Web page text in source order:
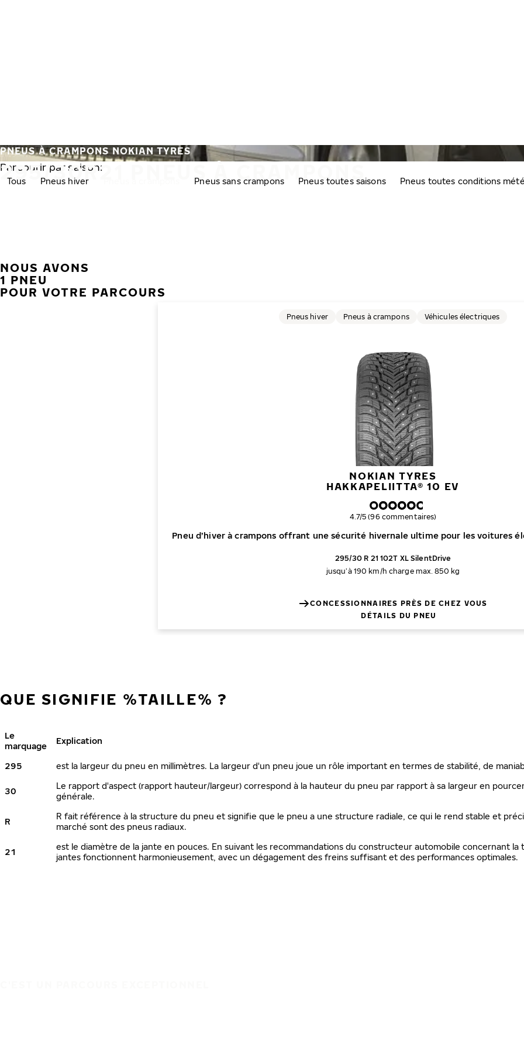
295/30R21 PNEUS À CRAMPONS
PNEUS À CRAMPONS NOKIAN TYRES
Parcourir par saison:
Tous Pneus hiver Pneus sans crampons Pneus toutes saisons Pneus toutes conditions
NOUS AVONS
1 PNEU
POUR VOTRE PARCOURS
NOKIAN TYRES
HAKKAPELIITTA® 10 EV
Pneu d’hiver à crampons offrant une sécurité hivernale ultime pour les voitures
Pneus hiver Pneus à crampons Véhicules électriques
Note globale
4.7/5 (96 commentaires)
295/30 R 21 102T XL SilentDrive
jusqu’à 190 km/h charge max. 850 kg
CONCESSIONNAIRES PRÈS DE CHEZ VOUS
DÉTAILS DU PNEU
QUE SIGNIFIE %TAILLE% ?
Le
marquage
Explication
295 est la largeur du pneu en millimètres. La largeur d'un pneu joue un rôle important en termes de stabilité, de
30
Le rapport d'aspect (rapport hauteur/largeur) correspond à la hauteur du pneu par rapport à sa largeur en
générale.
R
R fait référence à la structure du pneu et signifie que le pneu a une structure radiale, ce qui le rend stable et
marché sont des pneus radiaux.
21
est le diamètre de la jante en pouces. En suivant les recommandations du constructeur automobile concernant la
jantes fonctionnent harmonieusement, avec un dégagement des freins suffisant et des performances optimales.